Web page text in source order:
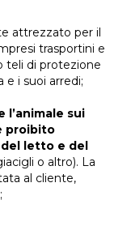
attrezzato per il
trasportini e
teli di protezione
i suoi arredi;
l’animale sui
proibito
letto e del
o altro). La
al cliente,